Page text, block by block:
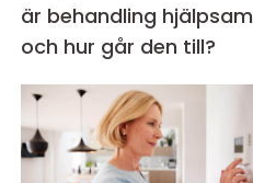
är behandling hjälpsam
och hur går den till?